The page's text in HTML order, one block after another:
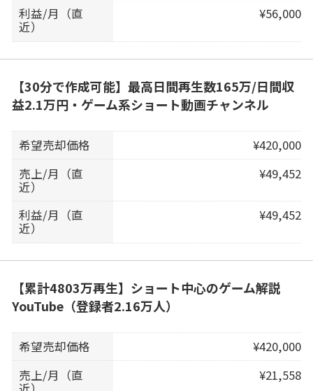
利益/月（直
近）
¥56,000
【30分で作成可能】最高日間再生数165万/日間収
益2.1万円・ゲーム系ショート動画チャンネル
希望売却価格
¥420,000
売上/月（直
近）
¥49,452
利益/月（直
近）
¥49,452
【累計4803万再生】ショート中心のゲーム解説
YouTube（登録者2.16万人）
希望売却価格
¥420,000
売上/月（直
¥21,558